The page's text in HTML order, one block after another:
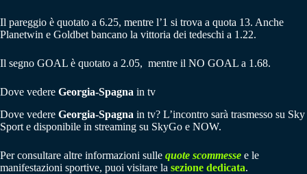
Il pareggio è quotato a 6.25, mentre l’1 si trova a quota 13. Anche
Planetwin e Goldbet bancano la vittoria dei tedeschi a 1.22.
Il segno GOAL è quotato a 2.05, mentre il NO GOAL a 1.68.
Dove vedere Georgia-Spagna in tv
Dove vedere Georgia-Spagna in tv? L’incontro sarà trasmesso su Sky
Sport e disponibile in streaming su SkyGo e NOW.
Per consultare altre informazioni sulle quote scommesse e le
manifestazioni sportive, puoi visitare la sezione dedicata.